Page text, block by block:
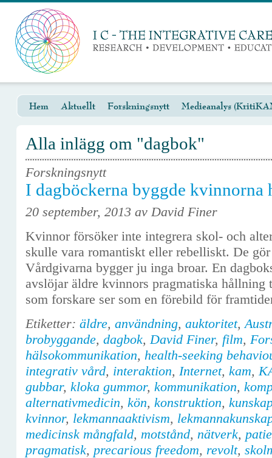
Hem Aktuellt Forskningsnytt Medieanalys
Alla inlägg om "dagbok"
Forskningsnytt
I dagböckerna byggde kvinnorna
20 september, 2013 av David Finer
Kvinnor försöker inte integrera skol- och
skulle vara romantiskt eller rebelliskt. De
Vårdgivarna bygger ju inga broar. En
avslöjar äldre kvinnors pragmatiska
som forskare ser som en förebild för
Etiketter: äldre, användning, auktoritet,
brobyggande, dagbok,David Finer, film,
hälsokommunikation, health-seeking
integrativ vård, interaktion, Internet, kam,
gubbar, kloka gummor, kommunikation,
alternativmedicin, kön, konstruktion,
kvinnor, lekmannaaktivism,
medicinsk mångfald, motstånd, nätverk,
pragmatisk, precarious freedom, revolt,